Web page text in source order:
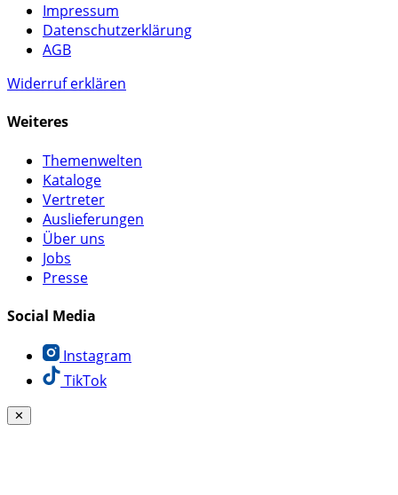
Impressum
Datenschutzerklärung
AGB
Widerruf erklären
Weiteres
Themenwelten
Kataloge
Vertreter
Auslieferungen
Über uns
Jobs
Presse
Social Media
Instagram
TikTok
✕